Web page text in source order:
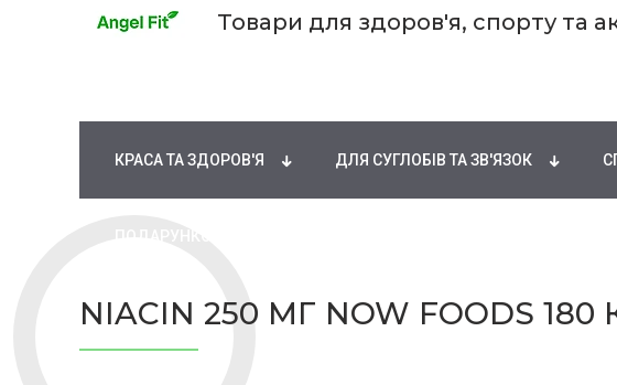
Товари для здоров'я, спорту та
КРАСА ТА ЗДОРОВ'Я ДЛЯ СУГЛОБІВ ТА ЗВ'ЯЗОК
NIACIN 250 МГ NOW FOODS